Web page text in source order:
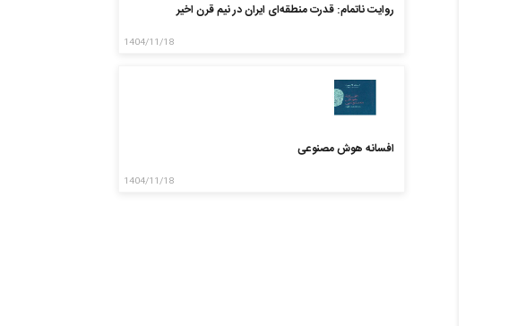
روایت ناتمام: قدرت منطقه‌ای ایران در نیم قرن اخیر
1404/11/18
افسانه هوش مصنوعی
1404/11/18